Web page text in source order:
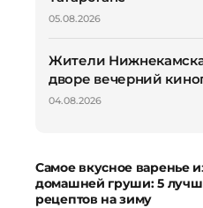
05.08.2026
Жители
дворе вечерний
04.08.2026
Самое вкусное варенье
домашней груши: 5
рецептов на зиму